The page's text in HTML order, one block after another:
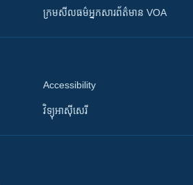
ក្រម​​​សីលធម៌​​​អ្នក​​​សារព័ត៌មាន VOA
Accessibility
វិទ្យុ​អាស៊ី​សេរី